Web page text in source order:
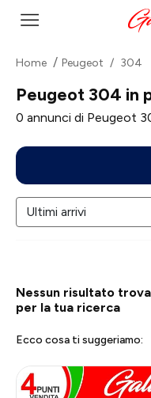
Home Peugeot 304
Peugeot 304 in
0 annunci di Peugeot
Nessun risultato
per la tua ricerca
Ecco cosa ti suggeriamo: